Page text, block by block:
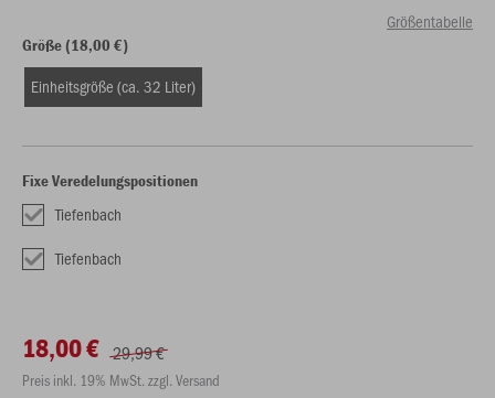
Größentabelle
Größe (18,00 €)
Einheitsgröße (ca. 32 Liter)
Fixe Veredelungspositionen
Tiefenbach
Tiefenbach
18,00 € 29,99 €
Preis inkl. 19% MwSt. zzgl. Versand